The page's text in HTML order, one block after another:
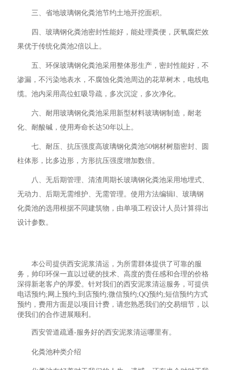
三、省地玻璃钢化粪池节约土地开挖面积。
四、玻璃钢化粪池密封性能好，能处理粪便，厌氧腐烂效
果优于传统化粪池2倍以上。
五、环保玻璃钢化粪池采用整体形生产，密封性能好，不
渗漏，不污染地表水，不腐蚀化粪池周边的花草树木，电线电
缆。池内采用高位虹吸导疏，多次沉淀，多次净化。
六、耐用玻璃钢化粪池采用新型材料玻璃钢制造，耐老
化、耐酸碱，使用寿命长达50年以上。
七、耐压、抗压强度高玻璃钢化粪池50钢材树脂密封、圆
柱体形，比多边形，方形抗压强度增加数倍。
八、无后期管理、清渣周期长玻璃钢化粪池采用地埋式、
无动力、后期无需维护、无需管理。使用方法编辑l、玻璃钢
化粪池的选用根据不同建筑物，由单项工程设计人员计算得出
设计参数。
本公司提供西安泥浆清运，为所需群体提供了可靠的服
务，帅印环保一直以过硬的技术、高度的责任感和合理的价格
深得新老客户的厚爱。针对我们的西安泥浆清运服务，可提供
电话预约;网上预约;到店预约;微信预约;QQ预约;短信预约方式
预约，费用方面是以项目计费，请您熟悉我们的交易细节，以
便我们的合作进展顺利。
西安管道疏通-服务好的西安泥浆清运哪里有。
化粪池种类介绍